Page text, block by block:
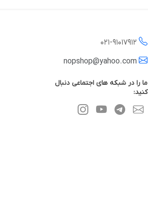
021-91017912
ما را در شبکه های اجتماعی دنبال
کنید: